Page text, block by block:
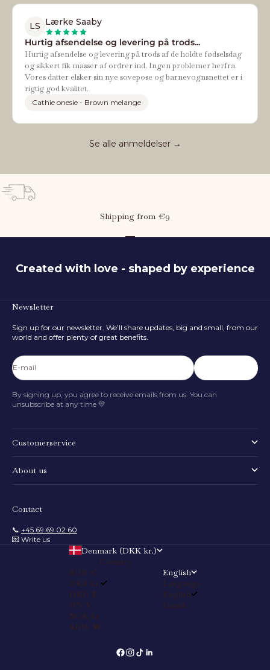
LS Lærke Saaby
Hurtig afsendelse og levering på trods...
Hurtig afsendelse og levering på trods af de holdte fødselsdag
og sikkert fik masser af ordrer ind. Ingen problemer herfra.
Vores datter elsker sin nye sovepose og barnevognsnettet er i
rigtig god kvalitet.
Cathie onesie - Brown melange
Se alle anmeldelser →
What is the child's height?
80cm
Shipping from €9
Created with love - shaped by experience
Newsletter
Sign up for our newsletter. We’ll share updates, big and small, from our
world and offer plenty of great benefits.
E-mail
By signing up, you agree to receive emails from us. You can
unsubscribe at any time 💛
Customerservice
About us
Contact
📞 +45 69 69 02 60
💌 Write us
Denmark (DKK kr.)
Country
EUR €
DKK kr.
HKD $
JPY ¥
NOK kr
KRW ₩
English
Language
English
Dansk